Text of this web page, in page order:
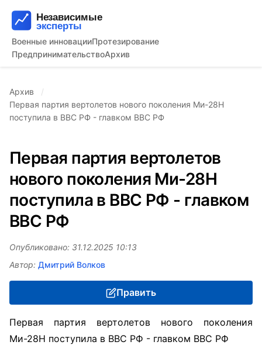
Военные инновацииПротезирование
ПредпринимательствоАрхив
Архив
Первая партия вертолетов нового поколения Ми-28Н
поступила в ВВС РФ - главком ВВС РФ
Первая партия вертолетов
нового поколения Ми-28Н
поступила в ВВС РФ - главком
ВВС РФ
Опубликовано: 31.12.2025 10:13
Автор: Дмитрий Волков
Править
Первая партия вертолетов нового поколения
Ми-28Н поступила в ВВС РФ - главком ВВС РФ